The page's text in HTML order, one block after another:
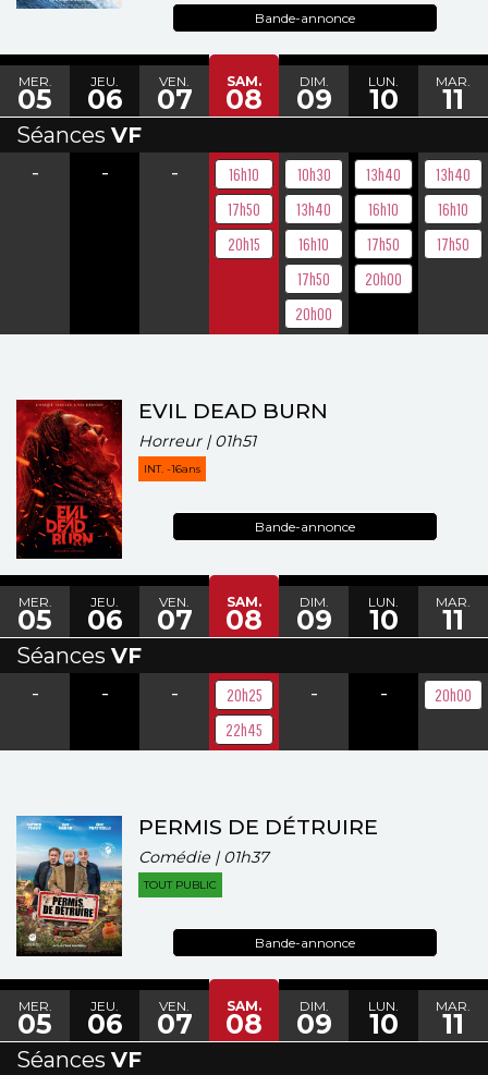
Bande-annonce
MER.
05
JEU.
06
VEN.
07
SAM.
08
DIM.
09
LUN.
10
MAR.
11
Séances VF
-
- -
16h10
17h50
20h15
10h30
13h40
16h10
17h50
20h00
13h40
16h10
17h50
20h00
13h40
16h10
17h50
EVIL DEAD BURN
Horreur | 01h51
INT. -16ans
Bande-annonce
MER.
05
JEU.
06
VEN.
07
SAM.
08
DIM.
09
LUN.
10
MAR.
11
Séances VF
-
- -
20h25
22h45
- - 20h00
PERMIS DE DÉTRUIRE
Comédie | 01h37
TOUT PUBLIC
Bande-annonce
MER.
05
JEU.
06
VEN.
07
SAM.
08
DIM.
09
LUN.
10
MAR.
11
Séances VF